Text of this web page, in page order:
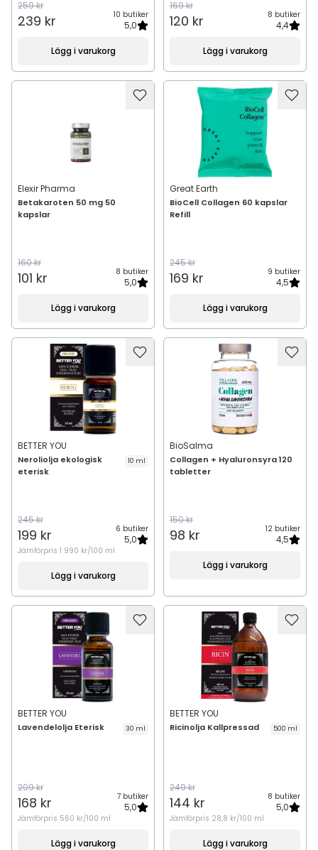
259 kr
239 kr 10 butiker
5,0
Lägg i varukorg
169 kr
120 kr 8 butiker
4,4
Lägg i varukorg
Elexir Pharma
Betakaroten 50 mg 50
kapslar
160 kr
101 kr 8 butiker
5,0
Lägg i varukorg
Great Earth
BioCell Collagen 60 kapslar
Refill
245 kr
169 kr 9 butiker
4,5
Lägg i varukorg
BETTER YOU
Neroliolja ekologisk
eterisk
10 ml
245 kr
199 kr 6 butiker
5,0
Jämförpris 1 990 kr/100 ml
Lägg i varukorg
BioSalma
Collagen + Hyaluronsyra 120
tabletter
150 kr
98 kr 12 butiker
4,5
Lägg i varukorg
BETTER YOU
Lavendelolja Eterisk 30 ml
209 kr
168 kr 7 butiker
5,0
Jämförpris 560 kr/100 ml
Lägg i varukorg
BETTER YOU
Ricinolja Kallpressad 500 ml
249 kr
144 kr 8 butiker
5,0
Jämförpris 28,8 kr/100 ml
Lägg i varukorg